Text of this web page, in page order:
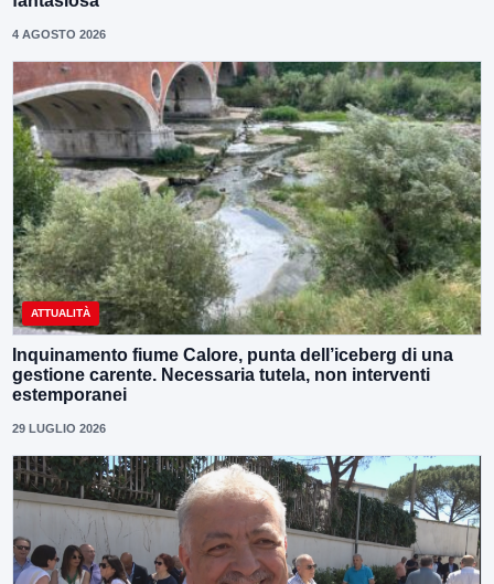
4 AGOSTO 2026
ATTUALITÀ
Inquinamento fiume Calore, punta dell’iceberg di una
gestione carente. Necessaria tutela, non interventi
estemporanei
29 LUGLIO 2026